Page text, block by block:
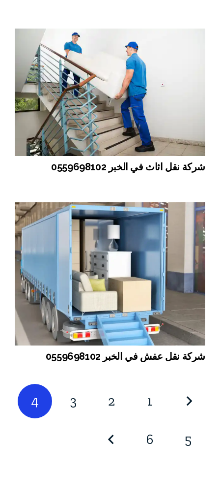
شركة نقل اثاث في الخبر 0559698102
شركة نقل عفش في الخبر 0559698102
1
2
3
4
5
6